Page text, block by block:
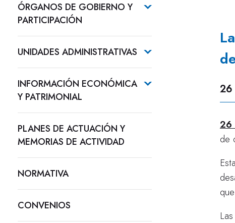
ÓRGANOS DE GOBIERNO Y
PARTICIPACIÓN
UNIDADES ADMINISTRATIVAS
INFORMACIÓN ECONÓMICA
Y PATRIMONIAL
PLANES DE ACTUACIÓN Y
MEMORIAS DE ACTIVIDAD
NORMATIVA
CONVENIOS
26
26
de